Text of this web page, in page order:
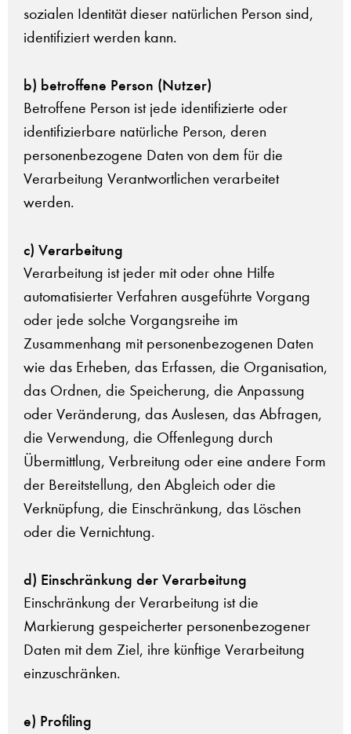
sozialen Identität dieser natürlichen Person sind,
identifiziert werden kann.
b) betroffene Person (Nutzer)
Betroffene Person ist jede identifizierte oder
identifizierbare natürliche Person, deren
personenbezogene Daten von dem für die
Verarbeitung Verantwortlichen verarbeitet
werden.
c) Verarbeitung
Verarbeitung ist jeder mit oder ohne Hilfe
automatisierter Verfahren ausgeführte Vorgang
oder jede solche Vorgangsreihe im
Zusammenhang mit personenbezogenen Daten
wie das Erheben, das Erfassen, die Organisation,
das Ordnen, die Speicherung, die Anpassung
oder Veränderung, das Auslesen, das Abfragen,
die Verwendung, die Offenlegung durch
Übermittlung, Verbreitung oder eine andere Form
der Bereitstellung, den Abgleich oder die
Verknüpfung, die Einschränkung, das Löschen
oder die Vernichtung.
d) Einschränkung der Verarbeitung
Einschränkung der Verarbeitung ist die
Markierung gespeicherter personenbezogener
Daten mit dem Ziel, ihre künftige Verarbeitung
einzuschränken.
e) Profiling